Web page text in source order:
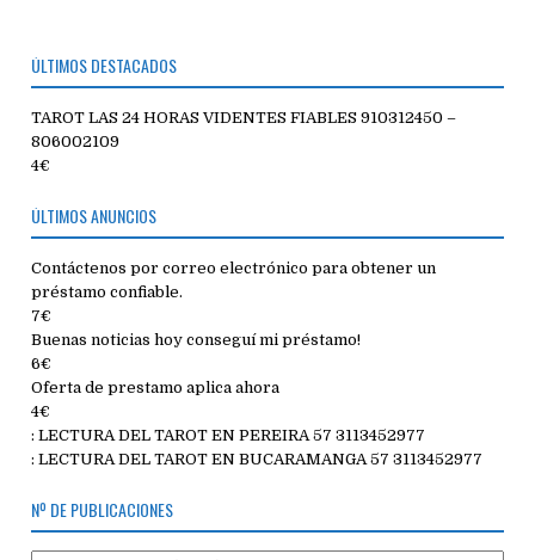
ÚLTIMOS DESTACADOS
TAROT LAS 24 HORAS VIDENTES FIABLES 910312450 –
806002109
4€
ÚLTIMOS ANUNCIOS
Contáctenos por correo electrónico para obtener un
préstamo confiable.
7€
Buenas noticias hoy conseguí mi préstamo!
6€
Oferta de prestamo aplica ahora
4€
: LECTURA DEL TAROT EN PEREIRA 57 3113452977
: LECTURA DEL TAROT EN BUCARAMANGA 57 3113452977
Nº DE PUBLICACIONES